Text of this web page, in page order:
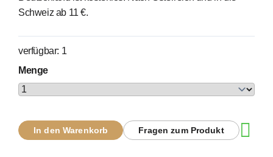
Schweiz ab 11 €.
verfügbar: 1
Menge
In den Warenkorb Fragen zum Produkt